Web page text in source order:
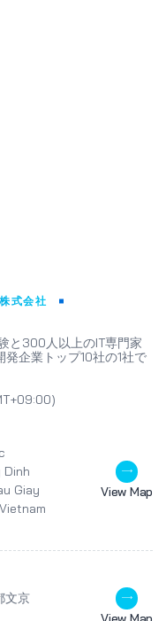
式会社
と300人以上のIT専門家
企業トップ10社の1社で
Dinh
Giay
View Map
文京